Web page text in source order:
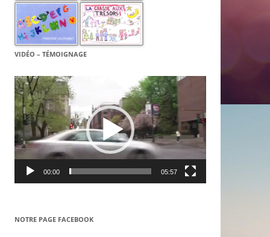
VIDÉO – TÉMOIGNAGE
Lecteur
vidéo
00:00 05:57
NOTRE PAGE FACEBOOK